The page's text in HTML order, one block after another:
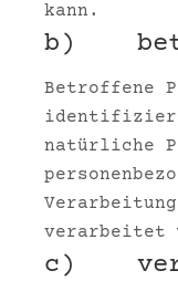
kann.
b)
Betroffene
natürliche
verarbeitet
c)